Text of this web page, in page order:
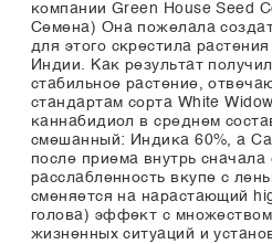
компании Green House Seed
Семена) Она пожелала
для этого скрестила
Индии. Как результат
стабильное растение,
стандартам сорта White
каннабидиол в среднем
смешанный: Индика 60%, а
после приема внутрь
расслабленность вкупе с
сменяется на нарастающий
голова) эффект с
жизненных ситуаций и